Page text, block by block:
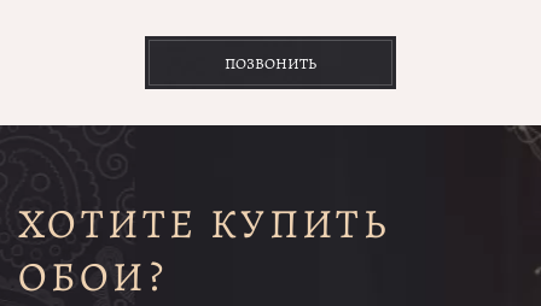
ПОЗВОНИТЬ
ХОТИТЕ КУПИТЬ
ОБОИ?